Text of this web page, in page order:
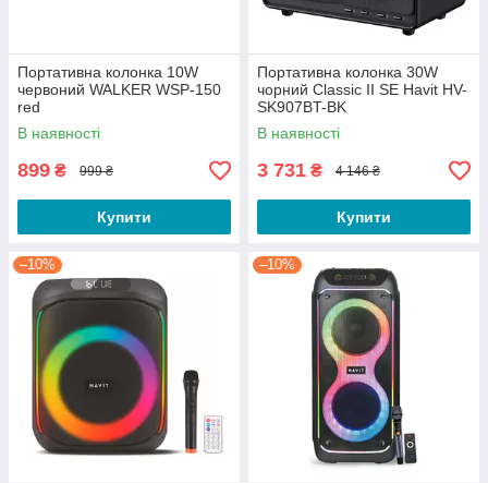
Портативна колонка 10W
червоний WALKER WSP-150
red
В наявності
899 ₴ 999 ₴
Купити
Портативна колонка 30W
чорний Classic II SE Havit HV-
SK907BT-BK
В наявності
3 731 ₴ 4 146 ₴
Купити
–10% –10%